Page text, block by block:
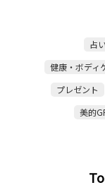
占
健康・ボディ
プレゼント
美的